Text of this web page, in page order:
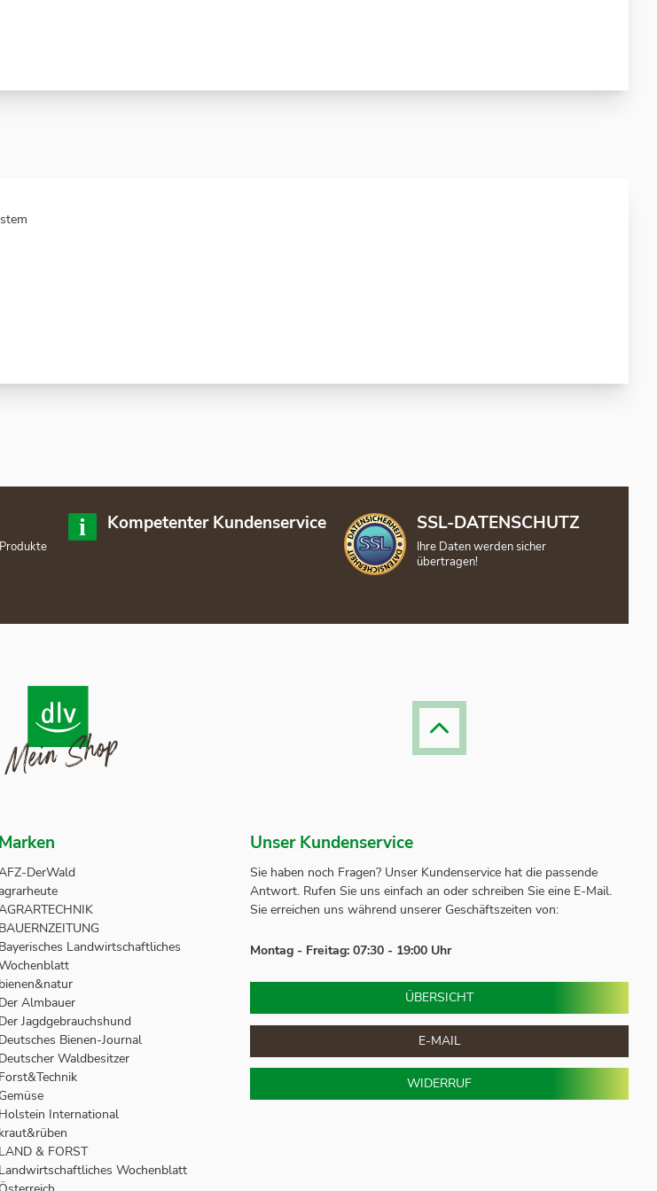
Kompetenter Kundenservice SSL-DATENSCHUTZ
Ihre Daten werden sicher
übertragen!
Marken
DerWald
BAUERNZEITUNG
Bayerisches Landwirtschaftliches
bienen&natur
Der Almbauer
Der Jagdgebrauchshund
Deutsches Bienen-Journal
Deutscher Waldbesitzer
Forst&Technik
Gemüse
Holstein International
kraut&rüben
LAND & FORST
Landwirtschaftliches Wochenblatt
Unser Kundenservice
Sie haben noch Fragen? Unser Kundenservice hat die passende
Antwort. Rufen Sie uns einfach an oder schreiben Sie eine E-Mail.
Sie erreichen uns während unserer Geschäftszeiten von:
Montag - Freitag: 07:30 - 19:00 Uhr
ÜBERSICHT
E-MAIL
WIDERRUF